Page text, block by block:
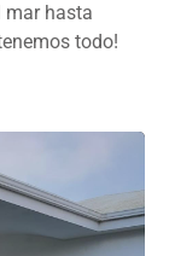
mar hasta
todo!